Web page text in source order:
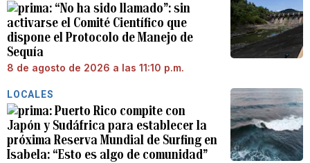
“No ha sido llamado”: sin
activarse el Comité Científico que
dispone el Protocolo de Manejo de
Sequía
8 de agosto de 2026 a las 11:10 p.m.
LOCALES
Puerto Rico compite con
Japón y Sudáfrica para establecer la
próxima Reserva Mundial de Surfing en
Isabela: “Esto es algo de comunidad”